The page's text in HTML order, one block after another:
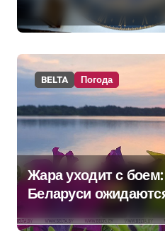
BELTA Погода
Жара уходит с
Беларуси
грозы